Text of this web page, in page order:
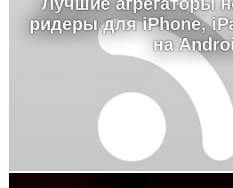
ридеры для iPhone,
на